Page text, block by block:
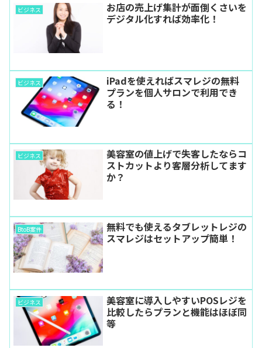
ビジネス
お店の売上げ集計が面倒くさいを
デジタル化すれば効率化！
ビジネス
iPadを使えればスマレジの無料
プランを個人サロンで利用でき
る！
ビジネス
美容室の値上げで失客したならコ
ストカットより客層分析してます
か？
BtoB案件
無料でも使えるタブレットレジの
スマレジはセットアップ簡単！
ビジネス
美容室に導入しやすいPOSレジを
比較したらプランと機能はほぼ同
等